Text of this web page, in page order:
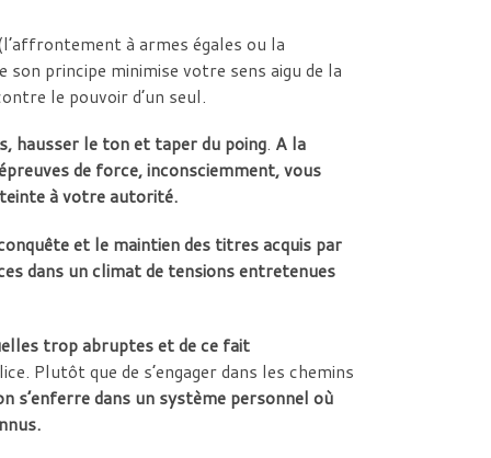
à armes égales ou la
principe minimise votre sens aigu de la
le pouvoir d’un seul.
hausser le ton et taper du poing. A la
de force, inconsciemment, vous
à votre autorité.
et le maintien des titres acquis par
dans un climat de tensions entretenues
trop abruptes et de ce fait
Plutôt que de s’engager dans les chemins
s’enferre dans un système personnel où